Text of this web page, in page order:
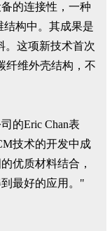
的连接性，一种
构中。其成果是
。这项新技术首次
纤维外壳结构，不
的Eric Chan表
技术的开发中成
优质材料结合，
最好的应用。"